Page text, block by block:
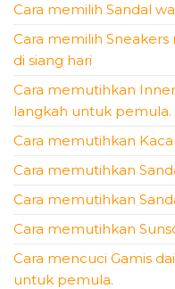
Cara memilih Sandal
Cara memilih
di siang hari
Cara memutihkan
langkah untuk pemula.
Cara memutihkan
Cara memutihkan
Cara memutihkan
Cara memutihkan
Cara mencuci Gamis
untuk pemula.